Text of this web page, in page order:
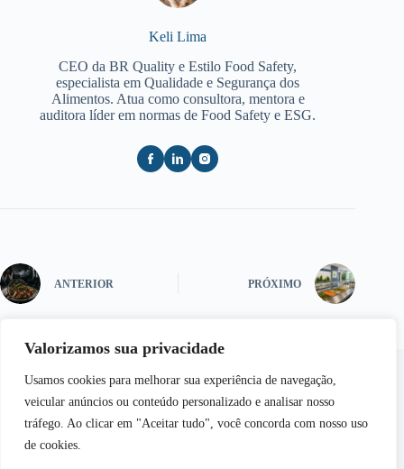
Valorizamos sua privacidade
Usamos cookies para melhorar sua experiência de navegação,
veicular anúncios ou conteúdo personalizado e analisar nosso
tráfego. Ao clicar em "Aceitar tudo", você concorda com nosso uso
de cookies.
Keli Lima
CEO da BR Quality e Estilo Food Safety,
especialista em Qualidade e Segurança dos
Alimentos. Atua como consultora, mentora e
auditora líder em normas de Food Safety e ESG.
ANTERIOR PRÓXIMO
Copyright © 2026 - Semear | Todos os Direitos